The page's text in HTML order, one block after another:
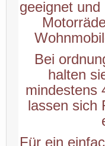
geeignet
Bei
halten
mindestens
lassen sich
Für ein